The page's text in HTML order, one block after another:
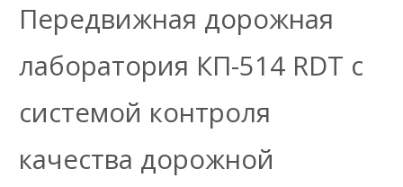
Передвижная дорожная
лаборатория КП-514 RDТ с
системой контроля
качества дорожной